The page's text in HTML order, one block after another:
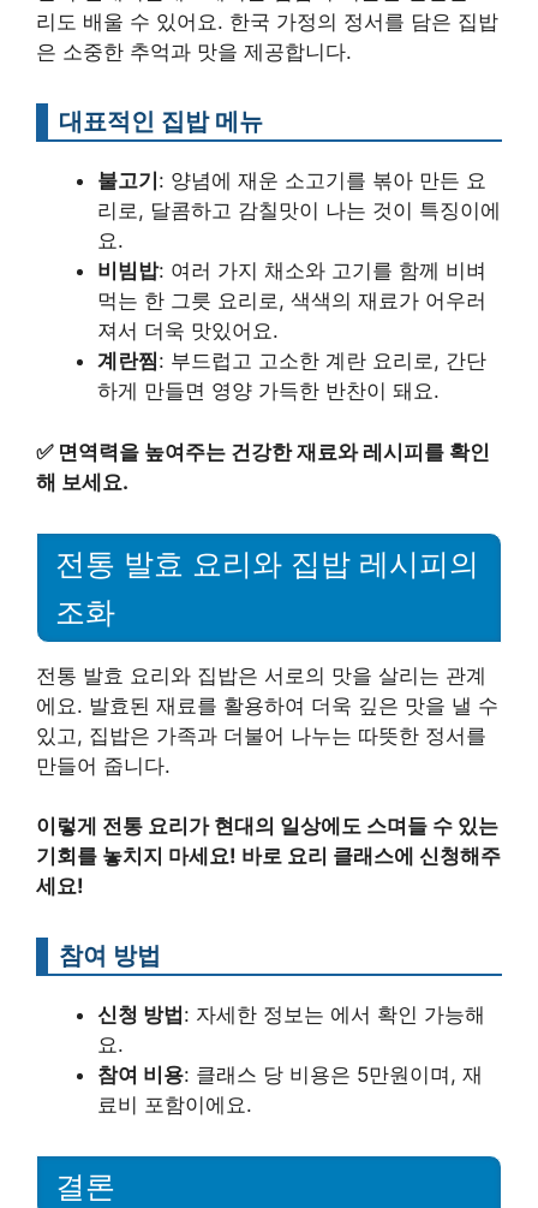
리도 배울 수 있어요. 한국 가정의 정서를 담은 집밥
은 소중한 추억과 맛을 제공합니다.
대표적인 집밥 메뉴
불고기 : 양념에 재운 소고기를 볶아 만든 요
리로, 달콤하고 감칠맛이 나는 것이 특징이에
요.
비빔밥: 여러 가지 채소와 고기를 함께 비벼
먹는 한 그릇 요리로, 색색의 재료가 어우러
져서 더욱 맛있어요.
계란찜: 부드럽고 고소한 계란 요리로, 간단
하게 만들면 영양 가득한 반찬이 돼요.
✅ 면역력을 높여주는 건강한 재료와 레시피를 확인
해 보세요.
전통 발효 요리와 집밥 레시피의
조화
전통 발효 요리와 집밥은 서로의 맛을 살리는 관계
에요. 발효된 재료를 활용하여 더욱 깊은 맛을 낼 수
있고, 집밥은 가족과 더불어 나누는 따뜻한 정서를
만들어 줍니다.
이렇게 전통 요리가 현대의 일상에도 스며들 수 있는
기회를 놓치지 마세요! 바로 요리 클래스에 신청해주
세요!
참여 방법
신청 방법 : 자세한 정보는 에서 확인 가능해
요.
참여 비용: 클래스 당 비용은 5만원이며, 재
료비 포함이에요.
결론